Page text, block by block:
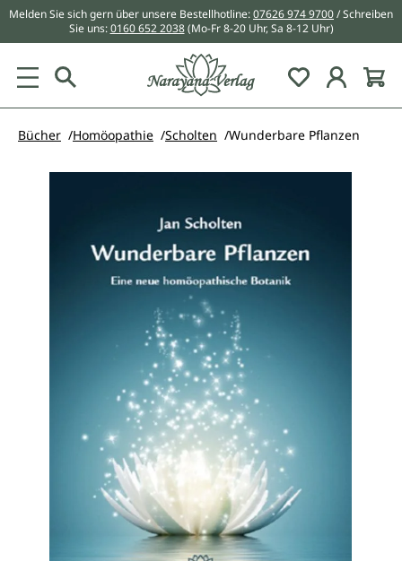
springen
Melden Sie sich gern über unsere Bestellhotline:07626 974 9700/ Schreiben
Sie uns:0160 652 2038 (Mo-Fr 8-20 Uhr, Sa 8-12 Uhr)
Du hast 0
Bücher Homöopathie Scholten Wunderbare Pflanzen